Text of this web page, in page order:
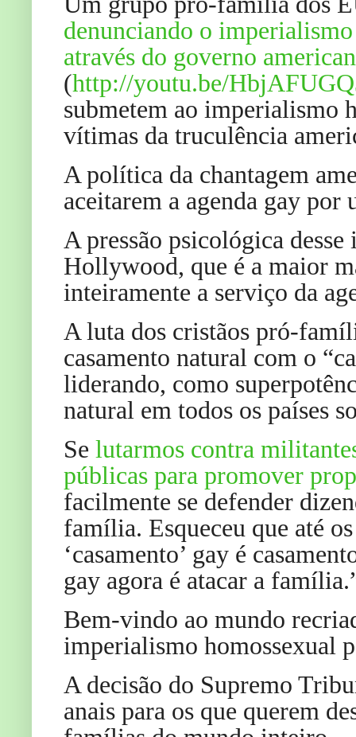
denunciando o
através do governo
(http://youtu.be/
submetem ao imperialismo
vítimas da truculência
A política da chantagem
aceitarem a agenda gay
A pressão psicológica
Hollywood, que é a maior
inteiramente a serviço da
A luta dos cristãos pró-
casamento natural com o
liderando, como
natural em todos os países
Se lutarmos contra
públicas para promover
facilmente se defender
família. Esqueceu que até
‘casamento’ gay é
gay agora é atacar a
Bem-vindo ao mundo
imperialismo homossexual
A decisão do Supremo
anais para os que querem